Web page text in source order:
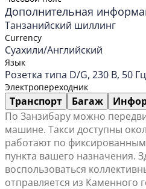
Дополнительная
Танзанийский шиллинг
Currency
Суахили/Английский
Язык
Розетка типа D/G, 230 В, 50 Гц
Электропереходник
Транспорт Багаж
По Занзибару можно
машине. Такси доступны
работают по
пункта вашего назначения.
воспользоваться
отправляется из Каменного